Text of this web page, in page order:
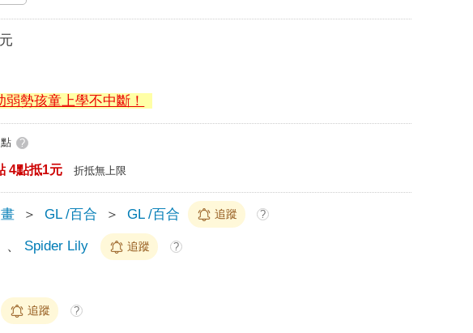
元
勢孩童上學不中斷！
點 ?
4點抵1元 折抵無上限
＞ GL /百合 ＞ GL /百合 追蹤 ?
、 Spider Lily 追蹤 ?
追蹤 ?